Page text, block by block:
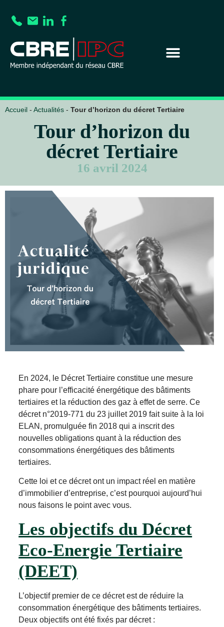
Accueil - Actualités - Tour d’horizon du décret Tertiaire
Tour d’horizon du
décret Tertiaire
16 avril 2024
En 2024, le Décret Tertiaire constitue une mesure
phare pour l’efficacité énergétique des bâtiments
tertiaires et la réduction des gaz à effet de serre. Ce
décret n°2019-771 du 23 juillet 2019 fait suite à la loi
ELAN, promulguée fin 2018 qui a inscrit des
nouvelles obligations quant à la réduction des
consommations énergétiques des bâtiments
tertiaires.
Cette loi et ce décret ont un impact réel en matière
d’immobilier d’entreprise, c’est pourquoi aujourd’hui
nous faisons le point avec vous.
Les objectifs du Décret
Eco-Energie Tertiaire
(DEET)
L’objectif premier de ce décret est de réduire la
consommation énergétique des bâtiments tertiaires.
Deux objectifs ont été fixés par décret :